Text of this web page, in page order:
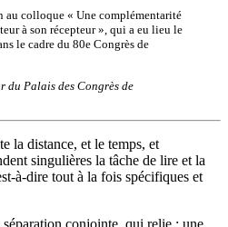
au colloque « Une complémentarité
à son récepteur », qui a eu lieu le
le cadre du 80e Congrès de
du Palais des Congrès de
la distance, et le temps, et
singulières la tâche de lire et la
à-dire tout à la fois spécifiques et
conjointe, qui relie ; une